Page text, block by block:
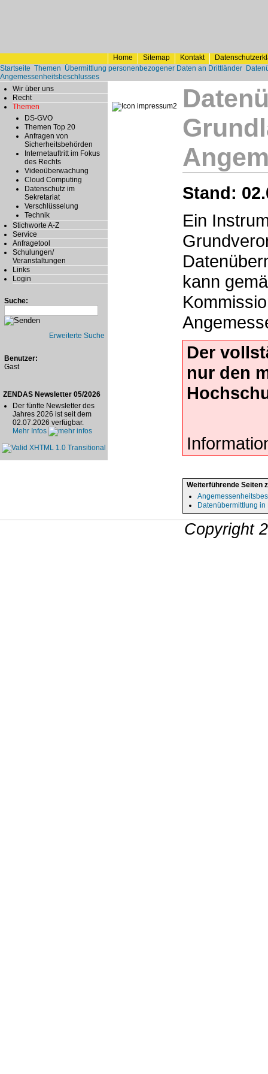
Home Sitemap Kontakt
Startseite Themen Übermittlung personenbezogener Daten an Drittländer
Angemessenheitsbeschlusses
Wir über uns
Recht
Themen
DS-GVO
Themen Top 20
Anfragen von
Sicherheitsbehörden
Internetauftritt im Fokus
des Rechts
Videoüberwachung
Cloud Computing
Datenschutz im
Sekretariat
Verschlüsselung
Technik
Stichworte A-Z
Service
Anfragetool
Schulungen/
Veranstaltungen
Links
Login
Suche:
Erweiterte Suche
Benutzer:
Gast
ZENDAS Newsletter 05/2026
Der fünfte Newsletter des
Jahres 2026 ist seit dem
02.07.2026 verfügbar.
Mehr Infos
Stand:
Ein
kann
Der
nur den
Weiterführende Seiten
Datenübermittlung in
Copyright